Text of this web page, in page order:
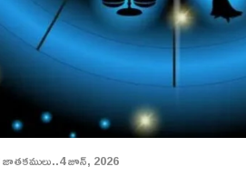
జూన్, 2026